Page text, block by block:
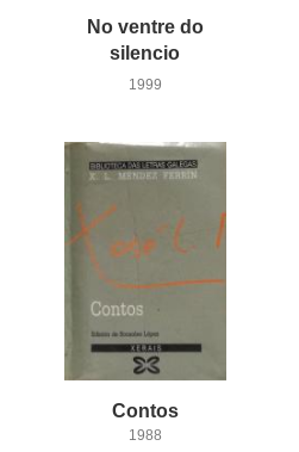
No ventre do
silencio
1999
Contos
1988